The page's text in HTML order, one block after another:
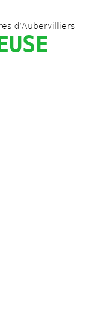
d’Aubervilliers